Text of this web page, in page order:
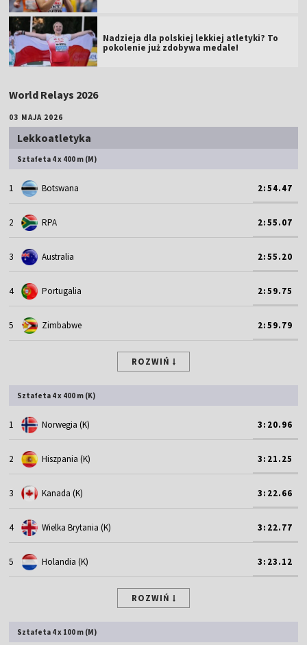
Nadzieja dla polskiej lekkiej atletyki? To
pokolenie już zdobywa medale!
World Relays 2026
03 MAJA 2026
Lekkoatletyka
Sztafeta 4 x 400 m (M)
1 Botswana 2:54.47
2 RPA 2:55.07
3 Australia 2:55.20
4 Portugalia 2:59.75
5 Zimbabwe 2:59.79
ROZWIŃ
Sztafeta 4 x 400 m (K)
1 Norwegia (K) 3:20.96
2 Hiszpania (K) 3:21.25
3 Kanada (K) 3:22.66
4 Wielka Brytania (K) 3:22.77
5 Holandia (K) 3:23.12
ROZWIŃ
Sztafeta 4 x 100 m (M)